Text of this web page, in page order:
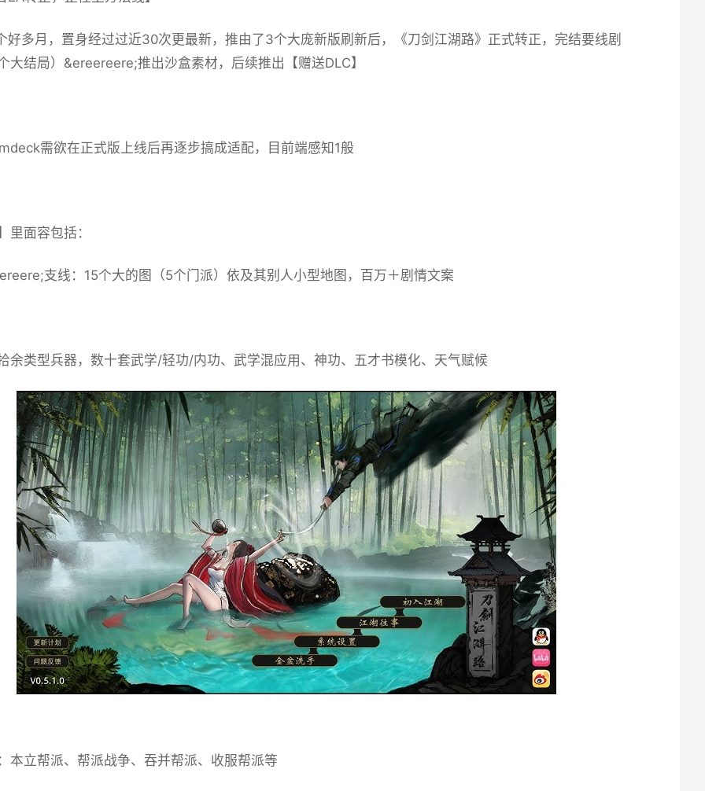
好多月，置身经过过近30次更最新，推由了3个大庞新版刷新后，《刀剑江湖路》正式转正，完结要线剧
大结局）&ereereere;推出沙盒素材，后续推出【赠送DLC】
需欲在正式版上线后再逐步搞成适配，目前端感知1般
里面容包括：
支线：15个大的图（5个门派）依及其别人小型地图，百万＋剧情文案
余类型兵器，数十套武学/轻功/内功、武学混应用、神功、五才书模化、天气赋候
本立帮派、帮派战争、吞并帮派、收服帮派等